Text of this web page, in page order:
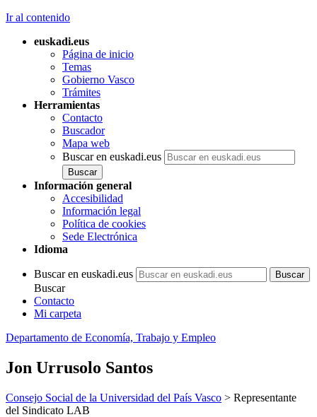
Ir al contenido
euskadi.eus
Página de inicio
Temas
Gobierno Vasco
Trámites
Herramientas
Contacto
Buscador
Mapa web
Buscar en euskadi.eus
Información general
Accesibilidad
Información legal
Política de cookies
Sede Electrónica
Idioma
Buscar en euskadi.eus
Buscar
Contacto
Mi carpeta
Departamento de Economía, Trabajo y Empleo
Jon Urrusolo Santos
Consejo Social de la Universidad del País Vasco > Representante
del Sindicato LAB